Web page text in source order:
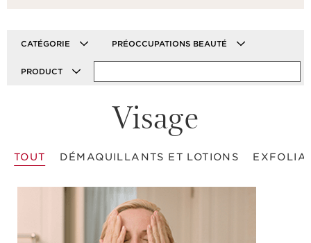
CATÉGORIE PRÉOCCUPATIONS BEAUTÉ
PRODUCT
Visage
TOUT DÉMAQUILLANTS ET LOTIONS